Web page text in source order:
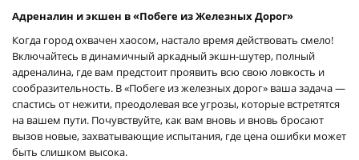
Адреналин и экшен в «Побеге из Железных Дорог»
Когда город охвачен хаосом, настало время действовать смело!
Включайтесь в динамичный аркадный экшн-шутер, полный
адреналина, где вам предстоит проявить всю свою ловкость и
сообразительность. В «Побеге из железных дорог» ваша задача —
спастись от нежити, преодолевая все угрозы, которые встретятся
на вашем пути. Почувствуйте, как вам вновь и вновь бросают
вызов новые, захватывающие испытания, где цена ошибки может
быть слишком высока.